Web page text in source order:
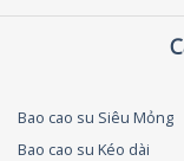
Bao cao su Siêu Mỏng
Bao cao su Kéo dài